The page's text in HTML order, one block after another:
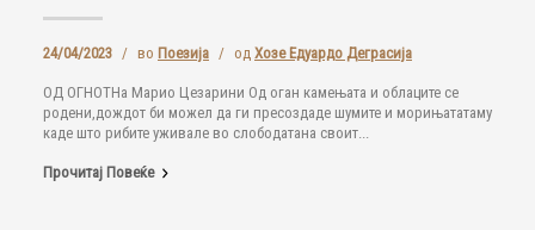
24/04/2023 / во Поезија / од Хозе Едуардо Деграсија
ОД ОГНОТНа Марио Цезарини Од оган камењата и облаците се
родени,дождот би можел да ги пресоздаде шумите и морињататаму
каде што рибите уживале во слободатана своит...
Прочитај Повеќе